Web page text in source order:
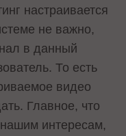
настраивается
не важно,
в данный
То есть
видео
Главное, что
нашим интересам,